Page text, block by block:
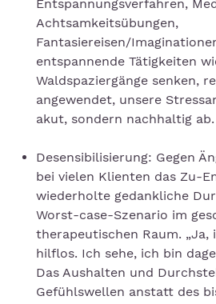
Entspannungsverfahren,
Achtsamkeitsübungen,
Fantasiereisen/
entspannende Tätigkeiten
Waldspaziergänge senken,
angewendet, unsere
akut, sondern nachhaltig ab.
Desensibilisierung: Gegen
bei vielen Klienten das Zu-
wiederholte gedankliche
Worst-case-Szenario im
therapeutischen Raum.
hilflos. Ich sehe, ich bin
Das Aushalten und
Gefühlswellen anstatt des